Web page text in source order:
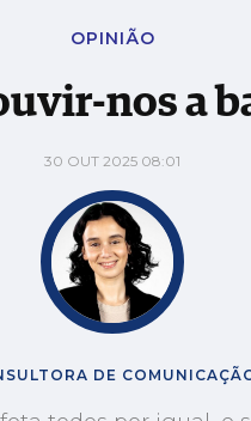
OPINIÃO
nos a
30 OUT 2025 08:01
DE